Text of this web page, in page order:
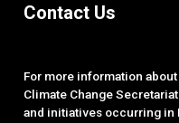
Contact Us
For more information
Climate Change
and initiatives occurring in